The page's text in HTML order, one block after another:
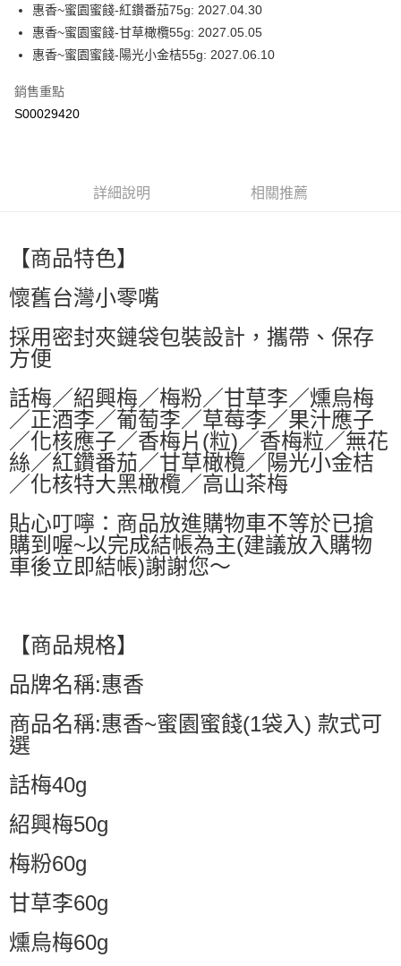
每筆NT$60，滿NT$599(含以上)免運費
7-11付款取貨
付款後7-11取貨
每筆NT$80，滿NT$799(含以上)免運費
惠香~蜜園蜜餞-紅鑽番茄75g: 2027.04.30
惠香~蜜園蜜餞-甘草橄欖55g: 2027.05.05
惠香~蜜園蜜餞-陽光小金桔55g: 2027.06.10
銷售重點
S00029420
詳細說明 相關推薦
【商品特色】
懷舊台灣小零嘴
採用密封夾鏈袋包裝設計，攜帶、保存
方便
話梅／紹興梅／梅粉／甘草李／燻烏梅
／正酒李／葡萄李／草莓李／果汁應子
／化核應子／香梅片(粒)／香梅粒／無花
絲／紅鑽番茄／甘草橄欖／陽光小金桔
／化核特大黑橄欖／高山茶梅
貼心叮嚀：商品放進購物車不等於已搶
購到喔~以完成結帳為主(建議放入購物
車後立即結帳)謝謝您～
【商品規格】
品牌名稱:惠香
商品名稱:惠香~蜜園蜜餞(1袋入) 款式可
選
話梅40g
紹興梅50g
梅粉60g
甘草李60g
燻烏梅60g